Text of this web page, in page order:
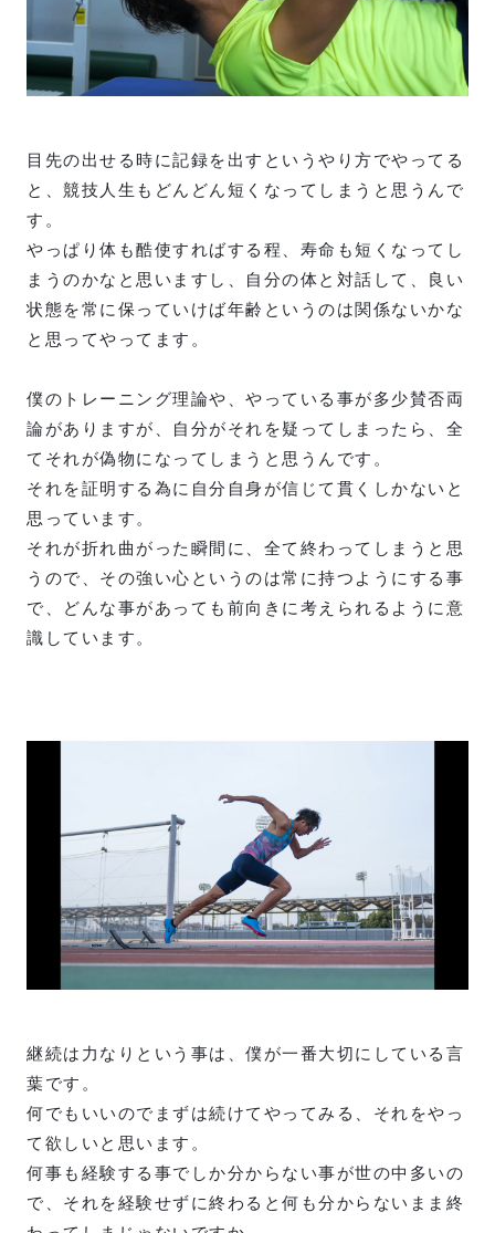
目先の出せる時に記録を出すというやり方でやってる
と、競技人生もどんどん短くなってしまうと思うんで
す。
やっぱり体も酷使すればする程、寿命も短くなってし
まうのかなと思いますし、自分の体と対話して、良い
状態を常に保っていけば年齢というのは関係ないかな
と思ってやってます。
僕のトレーニング理論や、やっている事が多少賛否両
論がありますが、自分がそれを疑ってしまったら、全
てそれが偽物になってしまうと思うんです。
それを証明する為に自分自身が信じて貫くしかないと
思っています。
それが折れ曲がった瞬間に、全て終わってしまうと思
うので、その強い心というのは常に持つようにする事
で、どんな事があっても前向きに考えられるように意
識しています。
継続は力なりという事は、僕が一番大切にしている言
葉です。
何でもいいのでまずは続けてやってみる、それをやっ
て欲しいと思います。
何事も経験する事でしか分からない事が世の中多いの
で、それを経験せずに終わると何も分からないまま終